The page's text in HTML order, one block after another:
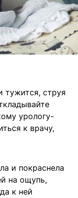
тужится, струя
урологу-
к врачу,
и покраснела
на ощупь,
к ней